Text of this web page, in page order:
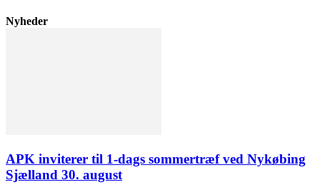
Nyheder
APK inviterer til 1-dags sommertræf ved Nykøbing
Sjælland 30. august